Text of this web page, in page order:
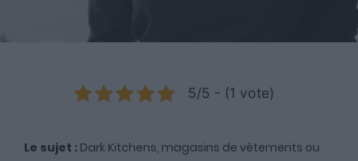
5/5 - (1 vote)
Le sujet : Dark Kitchens, magasins de vêtements ou